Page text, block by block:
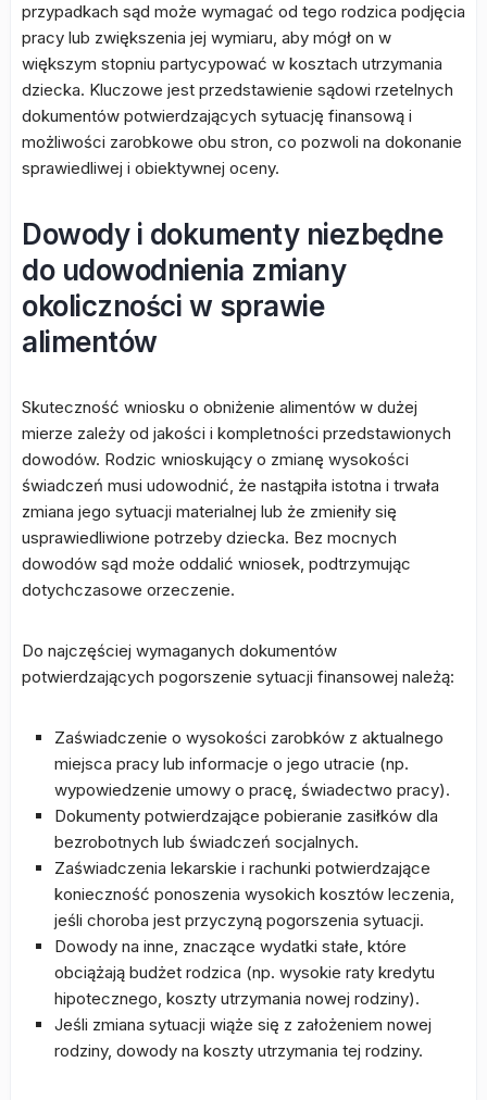
przypadkach sąd może wymagać od tego rodzica podjęcia
pracy lub zwiększenia jej wymiaru, aby mógł on w
większym stopniu partycypować w kosztach utrzymania
dziecka. Kluczowe jest przedstawienie sądowi rzetelnych
dokumentów potwierdzających sytuację finansową i
możliwości zarobkowe obu stron, co pozwoli na dokonanie
sprawiedliwej i obiektywnej oceny.
Dowody i dokumenty niezbędne
do udowodnienia zmiany
okoliczności w sprawie
alimentów
Skuteczność wniosku o obniżenie alimentów w dużej
mierze zależy od jakości i kompletności przedstawionych
dowodów. Rodzic wnioskujący o zmianę wysokości
świadczeń musi udowodnić, że nastąpiła istotna i trwała
zmiana jego sytuacji materialnej lub że zmieniły się
usprawiedliwione potrzeby dziecka. Bez mocnych
dowodów sąd może oddalić wniosek, podtrzymując
dotychczasowe orzeczenie.
Do najczęściej wymaganych dokumentów
potwierdzających pogorszenie sytuacji finansowej należą:
Zaświadczenie o wysokości zarobków z aktualnego
miejsca pracy lub informacje o jego utracie (np.
wypowiedzenie umowy o pracę, świadectwo pracy).
Dokumenty potwierdzające pobieranie zasiłków dla
bezrobotnych lub świadczeń socjalnych.
Zaświadczenia lekarskie i rachunki potwierdzające
konieczność ponoszenia wysokich kosztów leczenia,
jeśli choroba jest przyczyną pogorszenia sytuacji.
Dowody na inne, znaczące wydatki stałe, które
obciążają budżet rodzica (np. wysokie raty kredytu
hipotecznego, koszty utrzymania nowej rodziny).
Jeśli zmiana sytuacji wiąże się z założeniem nowej
rodziny, dowody na koszty utrzymania tej rodziny.